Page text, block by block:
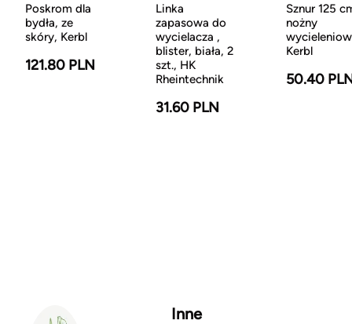
Poskrom dla
bydła, ze
skóry, Kerbl
121.80 PLN
Linka
zapasowa do
wycielacza ,
blister, biała, 2
szt., HK
Rheintechnik
31.60 PLN
Sznur 125
nożny
Kerbl
50.40
Inne